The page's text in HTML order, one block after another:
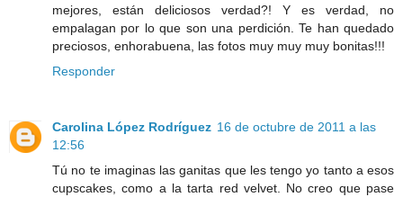
mejores, están deliciosos verdad?! Y es verdad, no
empalagan por lo que son una perdición. Te han quedado
preciosos, enhorabuena, las fotos muy muy muy bonitas!!!
Responder
Carolina López Rodríguez 16 de octubre de 2011 a las
12:56
Tú no te imaginas las ganitas que les tengo yo tanto a esos
cupscakes, como a la tarta red velvet. No creo que pase